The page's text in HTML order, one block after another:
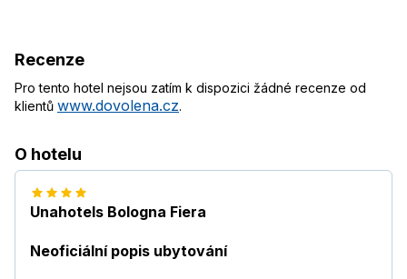
Recenze
Pro tento hotel nejsou zatím k dispozici žádné recenze od
klientů www.dovolena.cz.
O hotelu
Unahotels Bologna Fiera
Neoficiální popis ubytování